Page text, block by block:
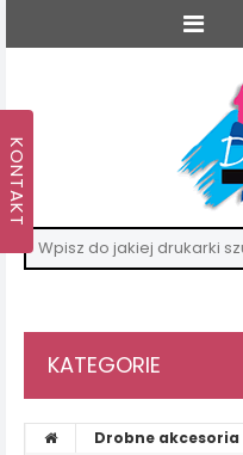
KATEGORIE
Drobne